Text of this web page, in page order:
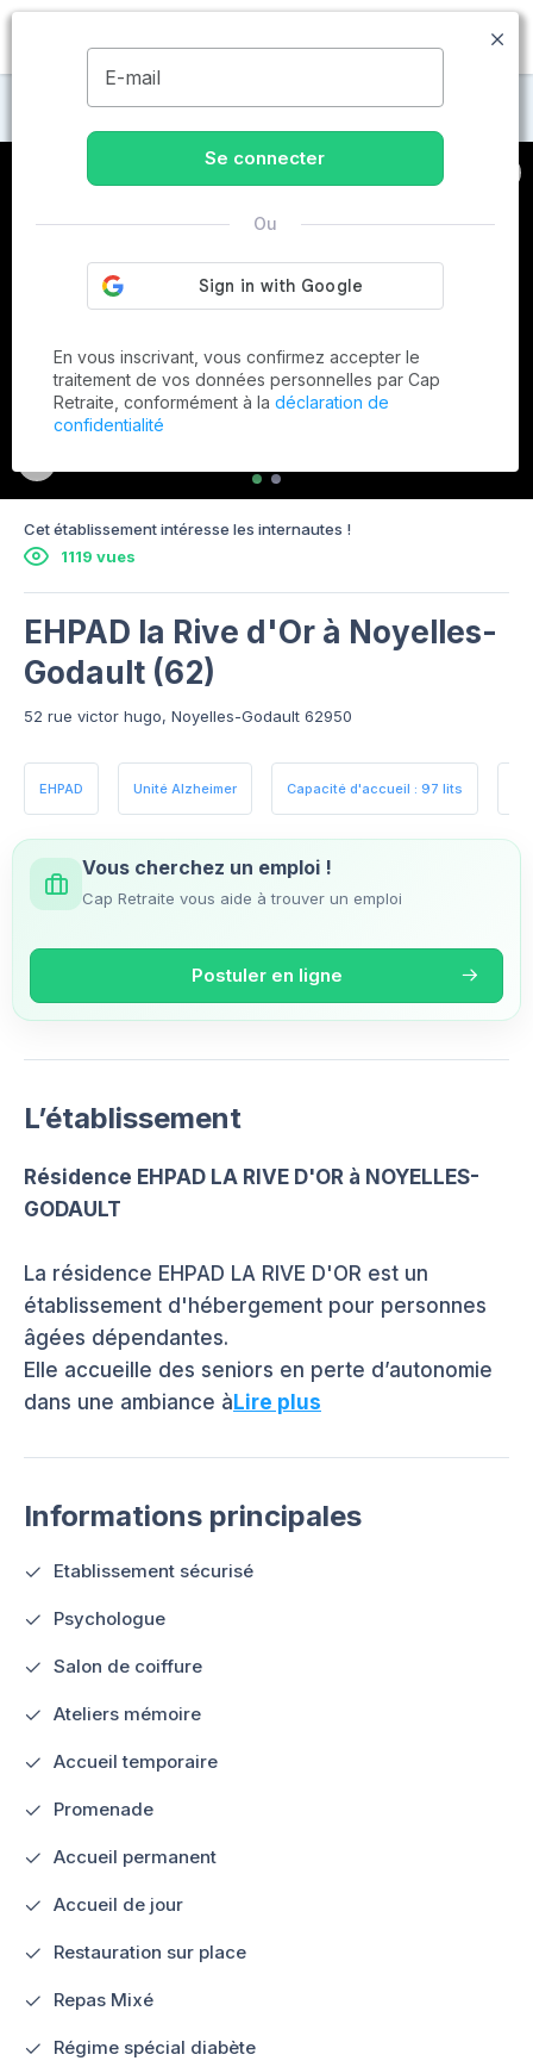
MENU
Maisons de retraite à Noyelles-Godault
Cet établissement intéresse les internautes !
1119 vues
EHPAD la Rive d'Or à Noyelles-
Godault (62)
52 rue victor hugo, Noyelles-Godault 62950
EHPAD Unité Alzheimer Capacité d'accueil : 97 lits
Vous cherchez un emploi !
Cap Retraite vous aide à trouver un emploi
Postuler en ligne
L’établissement
Résidence EHPAD LA RIVE D'OR à NOYELLES-
GODAULT
La résidence EHPAD LA RIVE D'OR est un
établissement d'hébergement pour personnes
âgées dépendantes.
Elle accueille des seniors en perte d’autonomie
dans une ambiance àLire plus
Informations principales
Etablissement sécurisé
Psychologue
Salon de coiffure
Ateliers mémoire
Accueil temporaire
Promenade
Accueil permanent
Accueil de jour
Restauration sur place
Repas Mixé
Régime spécial diabète
E-mail
Se connecter
Ou
En vous inscrivant, vous confirmez accepter le
traitement de vos données personnelles par Cap
Retraite, conformément à la déclaration de
confidentialité